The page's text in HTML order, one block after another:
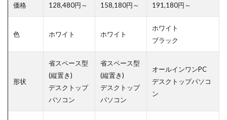
価格 128,480円～ 158,180円～ 191,180円～
色 ホワイト ホワイト
ホワイト
ブラック
形状
省スペース型
(縦置き)
デスクトップ
パソコン
省スペース型
(縦置き)
デスクトップ
パソコン
オールインワンPC
デスクトップパソコ
ン